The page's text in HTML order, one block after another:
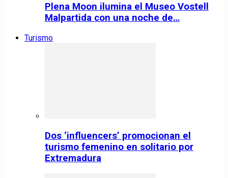
Plena Moon ilumina el Museo Vostell
Malpartida con una noche de…
Turismo
Dos ‘influencers’ promocionan el
turismo femenino en solitario por
Extremadura